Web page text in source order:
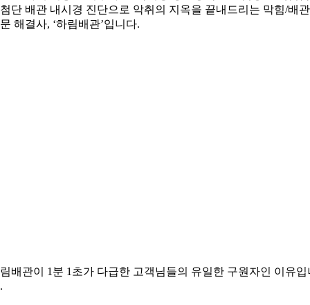
단 배관 내시경 진단으로 악취의 지옥을 끝내드리는 막힘/배관
해결사, ‘하림배관’입니다.
배관이 1분 1초가 다급한 고객님들의 유일한 구원자인 이유입